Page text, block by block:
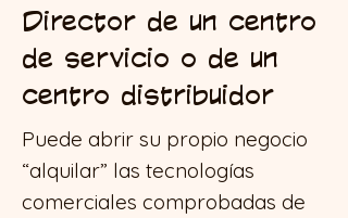
Director de un centro
de servicio o de un
centro distribuidor
Puede abrir su propio negocio
“alquilar” las tecnologías
comerciales comprobadas de